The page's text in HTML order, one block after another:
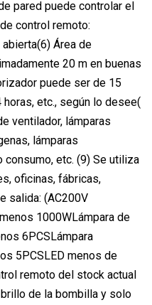
pared puede controlar el
control remoto:
Área de
20 m en buenas
puede ser de 15
etc., según lo desee(
ventilador, lámparas
lámparas
etc. (9) Se utiliza
oficinas, fábricas,
salida: (AC200V
1000WLámpara de
6PCSLámpara
5PCSLED menos de
remoto del stock actual
de la bombilla y solo